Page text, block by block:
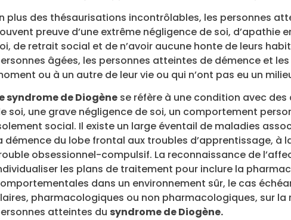
plus des thésaurisations incontrôlables, les personnes
preuve d’une extrême négligence de soi, d’apathie
de retrait social et de n’avoir aucune honte de leurs
âgées, les personnes atteintes de démence et
ou à un autre de leur vie ou qui n’ont pas eu un
syndrome de Diogène se réfère à une condition avec
soi, une grave négligence de soi, un comportement
social. Il existe un large éventail de maladies
démence du lobe frontal aux troubles d’apprentissage, à
obsessionnel-compulsif. La reconnaissance de
les plans de traitement pour inclure la
dans un environnement sûr, le cas
pharmacologiques ou non pharmacologiques, sur
atteintes du syndrome de Diogène.